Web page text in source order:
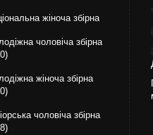
жiноча збірна
чоловіча збірна
жіноча збірна
чоловіча збірна